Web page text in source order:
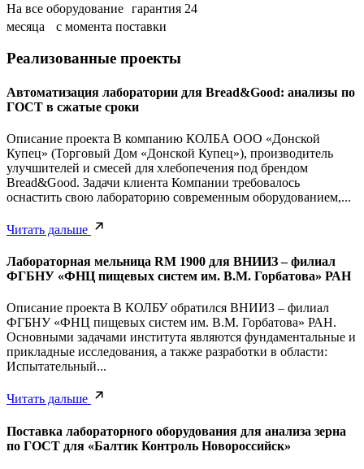
На все оборудование гарантия 24
месяца с момента поставки
Реализованные проекты
Автоматизация лаборатории для Bread&Good: анализы по
ГОСТ в сжатые сроки
Описание проекта В компанию КОЛБА ООО «Донской
Купец» (Торговый Дом «Донской Купец»), производитель
улучшителей и смесей для хлебопечения под брендом
Bread&Good. Задачи клиента Компании требовалось
оснастить свою лабораторию современным оборудованием,...
Читать дальше
Лабораторная мельница RM 1900 для ВНИИЗ – филиал
ФГБНУ «ФНЦ пищевых систем им. В.М. Горбатова» РАН
Описание проекта В КОЛБУ обратился ВНИИЗ – филиал
ФГБНУ «ФНЦ пищевых систем им. В.М. Горбатова» РАН.
Основными задачами института являются фундаментальные и
прикладные исследования, а также разработки в области:
Испытательный...
Читать дальше
Поставка лабораторного оборудования для анализа зерна
по ГОСТ для «Балтик Контроль Новороссийск»